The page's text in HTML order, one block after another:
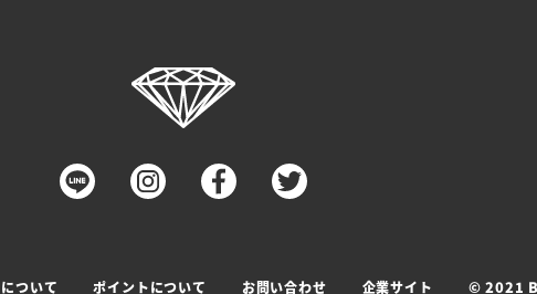
ついて ポイントについて お問い合わせ 企業サイト © 2021